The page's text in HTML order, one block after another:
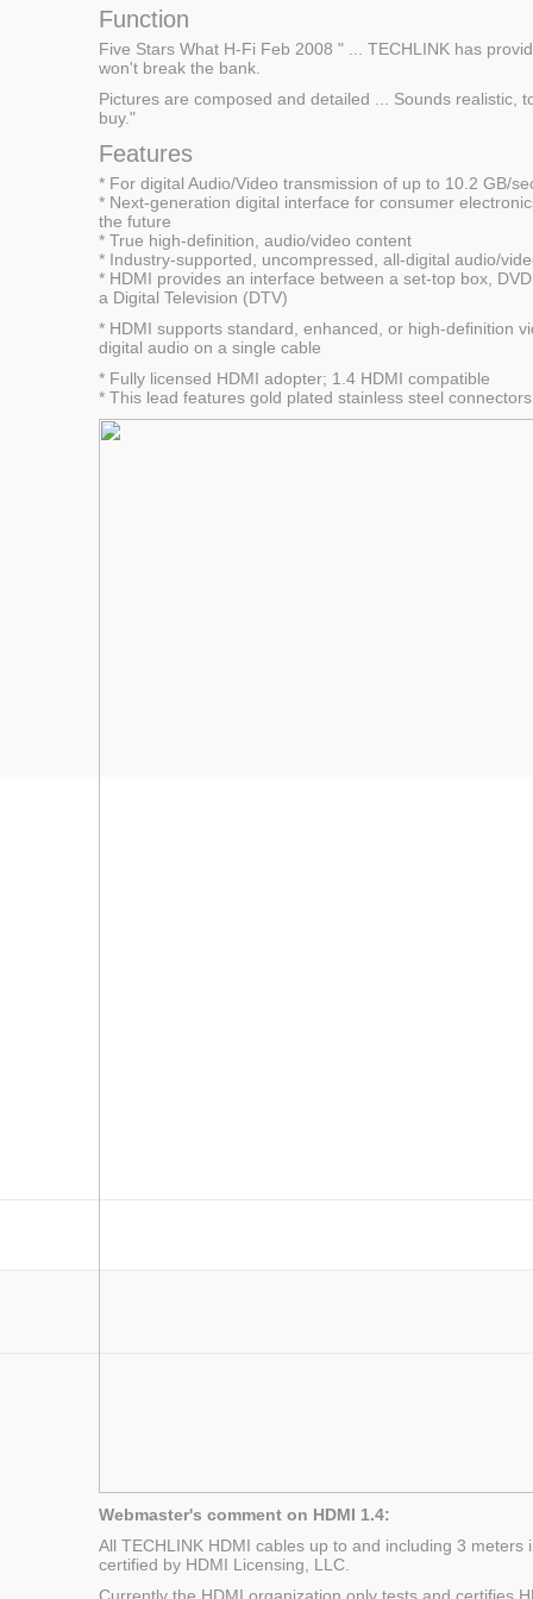
Function
Five Stars What H-Fi Feb 2008 " ... TECHLINK has
won't break the bank.
Pictures are composed and detailed ... Sounds realistic,
buy."
Features
* For digital Audio/Video transmission of up to 10.2 GB/
* Next-generation digital interface for consumer
the future
* True high-definition, audio/video content
* Industry-supported, uncompressed, all-digital audio/
* HDMI provides an interface between a set-top box,
a Digital Television (DTV)
* HDMI supports standard, enhanced, or high-definition
digital audio on a single cable
* Fully licensed HDMI adopter; 1.4 HDMI compatible
* This lead features gold plated stainless steel connectors
Webmaster's comment on HDMI 1.4:
All TECHLINK HDMI cables up to and including 3 meters
certified by HDMI Licensing, LLC.